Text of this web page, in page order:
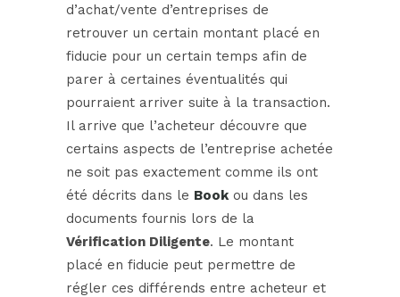
d’achat/vente d’entreprises de
retrouver un certain montant placé en
fiducie pour un certain temps afin de
parer à certaines éventualités qui
pourraient arriver suite à la transaction.
Il arrive que l’acheteur découvre que
certains aspects de l’entreprise achetée
ne soit pas exactement comme ils ont
été décrits dans le Bookou dans les
documents fournis lors de la
Vérification Diligente. Le montant
placé en fiducie peut permettre de
régler ces différends entre acheteur et